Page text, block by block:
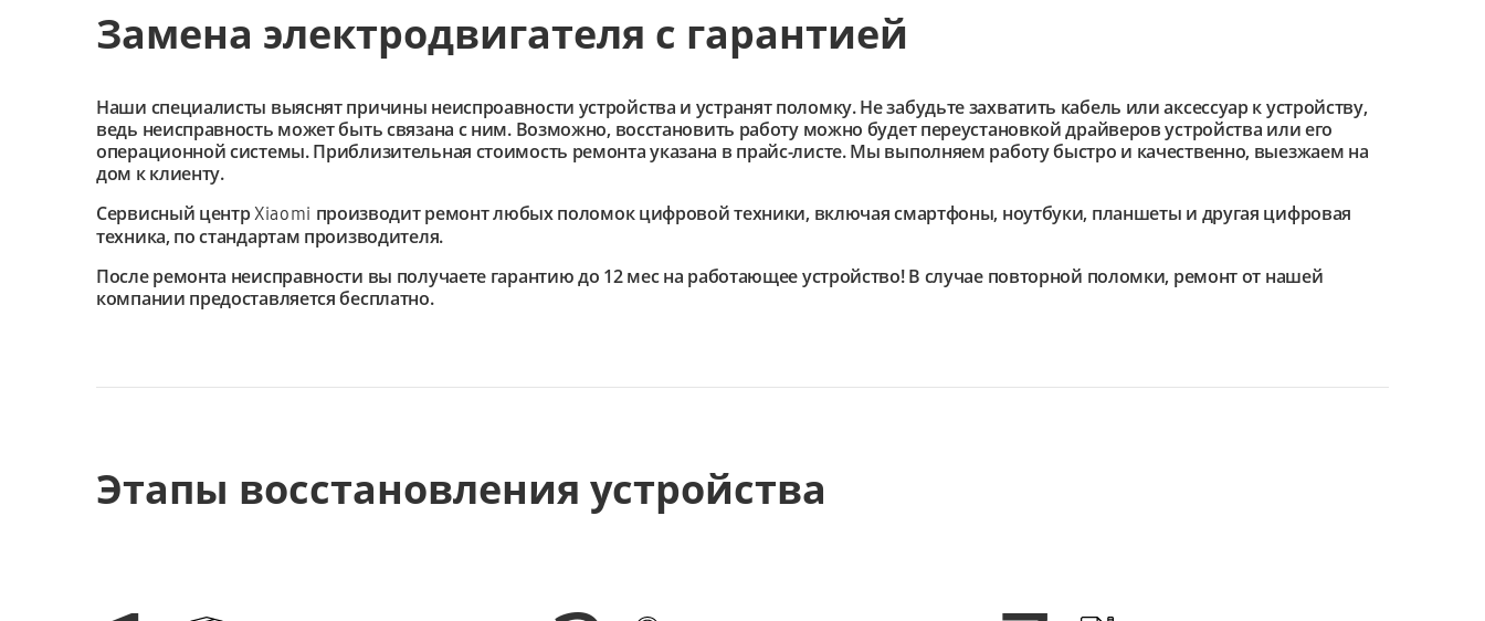
Замена электродвигателя с гарантией
Наши специалисты выяснят причины неиспроавности устройства и устранят поломку. Не забудьте захватить кабель или аксессуар к устройству,
ведь неисправность может быть связана с ним. Возможно, восстановить работу можно будет переустановкой драйверов устройства или его
операционной системы. Приблизительная стоимость ремонта указана в прайс-листе. Мы выполняем работу быстро и качественно, выезжаем на
дом к клиенту.
Сервисный центрXiaomi производит ремонт любых поломок цифровой техники, включая смартфоны, ноутбуки, планшеты и другая цифровая
техника, по стандартам производителя.
После ремонта неисправности вы получаете гарантию до 12 мес на работающее устройство! В случае повторной поломки, ремонт от нашей
компании предоставляется бесплатно.
Этапы восстановления устройства